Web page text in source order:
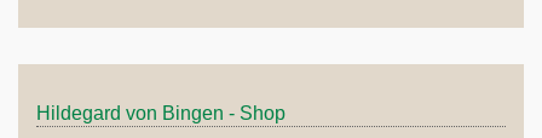
Hildegard von Bingen - Shop